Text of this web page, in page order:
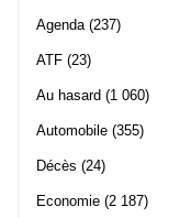
Agenda(237)
ATF (23)
Au hasard (1 060)
Automobile (355)
Décès (24)
Economie (2 187)